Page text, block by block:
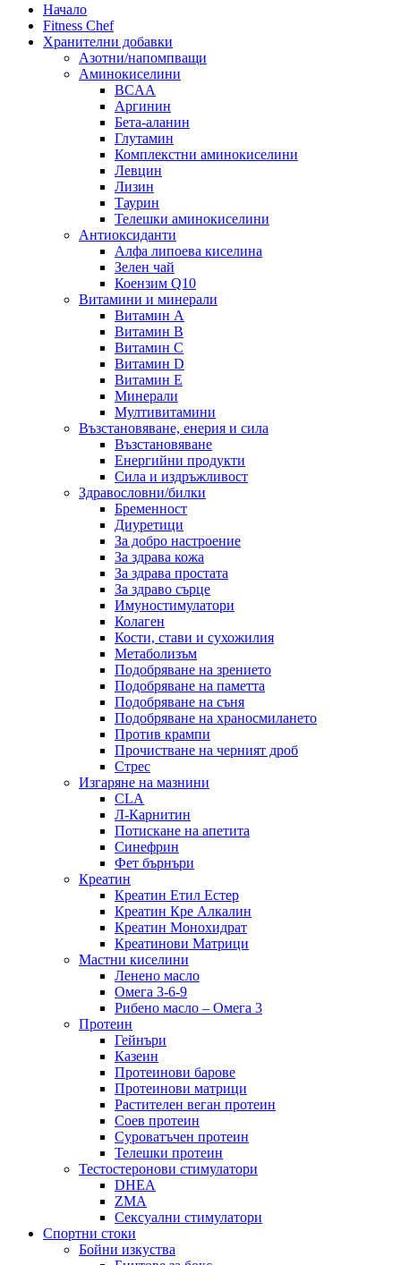
Начало
Fitness Chef
Хранителни добавки
Азотни/напомпващи
Аминокиселини
BCAA
Аргинин
Бета-аланин
Глутамин
Комплекстни аминокиселини
Левцин
Лизин
Таурин
Телешки аминокиселини
Антиоксиданти
Алфа липоева киселина
Зелен чай
Коензим Q10
Витамини и минерали
Витамин А
Витамин B
Витамин C
Витамин D
Витамин E
Минерали
Мултивитамини
Възстановяване, енерия и сила
Възстановяване
Енергийни продукти
Сила и издръжливост
Здравословни/билки
Бременност
Диуретици
За добро настроение
За здрава кожа
За здрава простата
За здраво сърце
Имуностимулатори
Колаген
Кости, стави и сухожилия
Метаболизъм
Подобряване на зрението
Подобряване на паметта
Подобряване на съня
Подобряване на храносмилането
Против крампи
Прочистване на черният дроб
Стрес
Изгаряне на мазнини
CLA
Л-Карнитин
Потискане на апетита
Синефрин
Фет бърнъри
Креатин
Креатин Етил Естер
Креатин Кре Алкалин
Креатин Монохидрат
Креатинови Матрици
Мастни киселини
Ленено масло
Омега 3-6-9
Рибено масло – Омега 3
Протеин
Гейнъри
Казеин
Протеинови барове
Протеинови матрици
Растителен веган протеин
Соев протеин
Суроватъчен протеин
Телешки протеин
Тестостеронови стимулатори
DHEA
ZMA
Сексуални стимулатори
Спортни стоки
Бойни изкуства